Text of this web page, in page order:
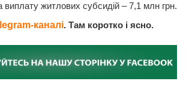
виплату житлових субсидій – 7,1 млн грн.
каналі. Там коротко і ясно.